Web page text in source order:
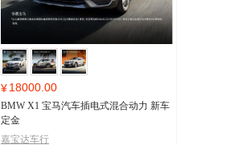
¥18000.00
BMW X1 宝马汽车插电式混合动力 新车
定金
嘉宝达车行